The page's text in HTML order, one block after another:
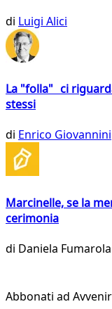
di Luigi Alici
La "folla" ci
stessi
di Enrico Giovannini
Marcinelle, se la
cerimonia
di Daniela Fumarola
Abbonati ad